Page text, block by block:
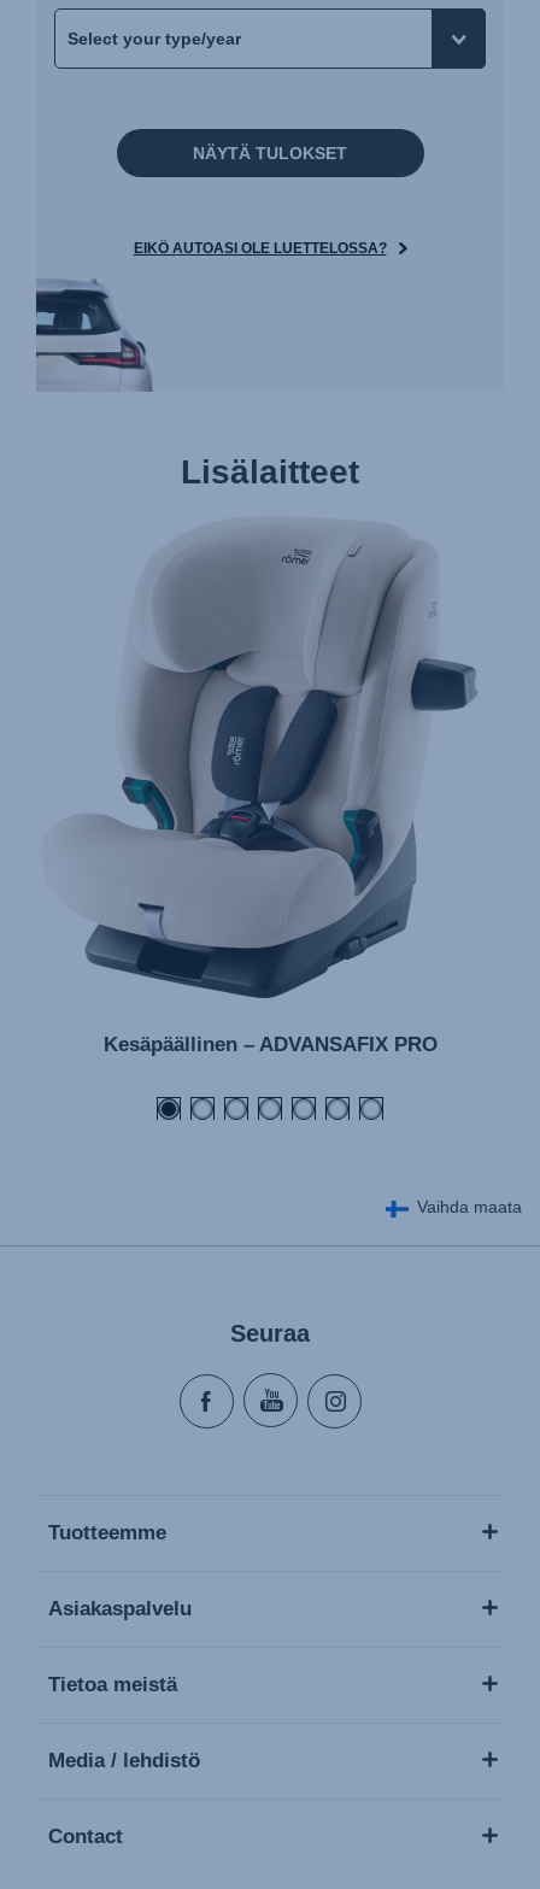
NÄYTÄ TULOKSET
EIKÖ AUTOASI OLE LUETTELOSSA?
Lisälaitteet
Kesäpäällinen – ADVANSAFIX PRO
Vaihda maata
Seuraa
Tuotteemme
Asiakaspalvelu
Tietoa meistä
Media / lehdistö
Contact